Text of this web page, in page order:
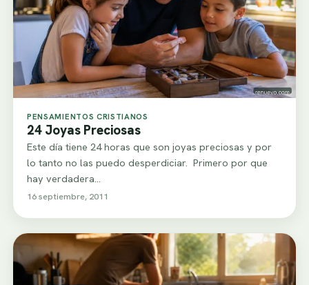
PENSAMIENTOS CRISTIANOS
24 Joyas Preciosas
Este día tiene 24 horas que son joyas preciosas y por
lo tanto no las puedo desperdiciar. Primero por que
hay verdadera…
16 septiembre, 2011